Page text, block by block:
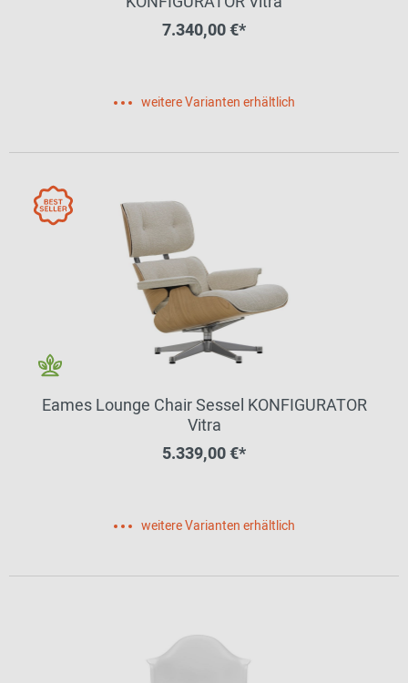
7.340,00 €*
weitere Varianten erhältlich
Eames Lounge Chair Sessel KONFIGURATOR
Vitra
5.339,00 €*
weitere Varianten erhältlich